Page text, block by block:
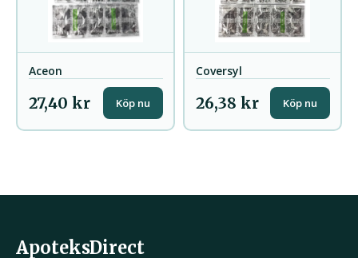
Aceon
27,40 kr Köp nu
Coversyl
26,38 kr Köp nu
ApoteksDirect